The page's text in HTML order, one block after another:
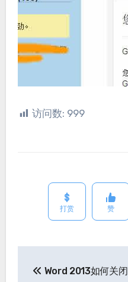
访问数: 999
打赏 赞
文 Word 2013如何关闭